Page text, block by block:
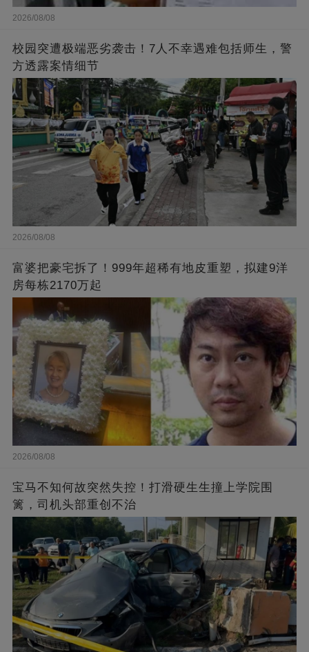
2026/08/08
校园突遭极端恶劣袭击！7人不幸遇难包括师生，警
方透露案情细节
2026/08/08
富婆把豪宅拆了！999年超稀有地皮重塑，拟建9洋
房每栋2170万起
2026/08/08
宝马不知何故突然失控！打滑硬生生撞上学院围
篱，司机头部重创不治